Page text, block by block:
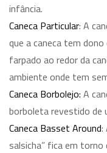
infância.
Caneca Particular: A
que a caneca tem
farpado ao redor da
ambiente onde tem
Caneca Borbolejo: A
borboleta revestido de
Caneca Basset Around:
salsicha” fica em torno